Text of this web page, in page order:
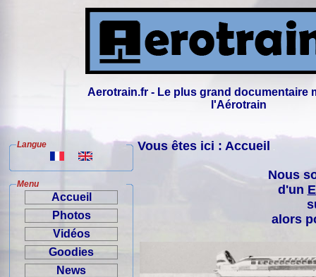
Aerotrain.fr - Le plus grand documentaire
l'Aérotrain
Langue
Menu
Accueil
Photos
Vidéos
Goodies
News
Vous êtes ici : Accueil
Nous
d'un
alors